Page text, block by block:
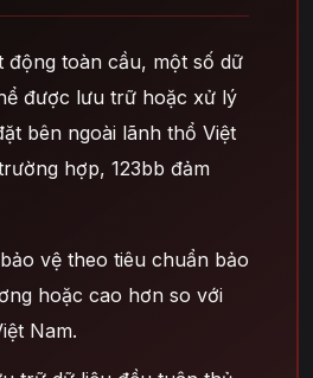
động toàn cầu, một số dữ
được lưu trữ hoặc xử lý
bên ngoài lãnh thổ Việt
hợp, 123bb đảm
vệ theo tiêu chuẩn bảo
hoặc cao hơn so với
Nam.